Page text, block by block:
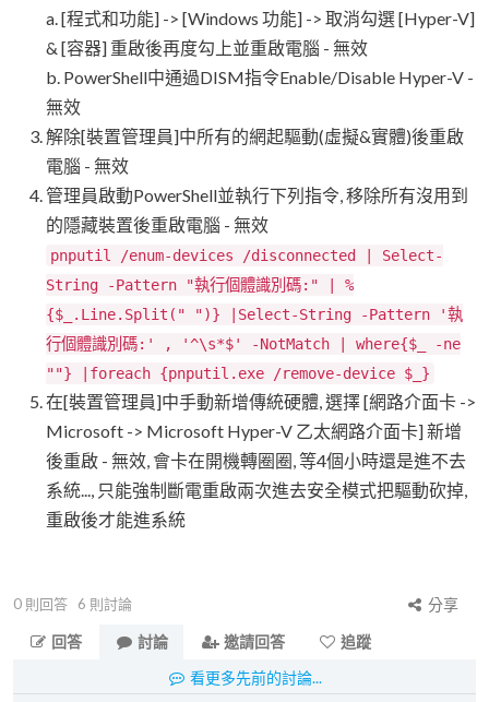
a. [程式和功能] -> [Windows 功能] -> 取消勾選 [Hyper-V]
& [容器] 重啟後再度勾上並重啟電腦 - 無效
b. PowerShell中通過DISM指令Enable/Disable Hyper-V -
無效
解除[裝置管理員]中所有的網起驅動(虛擬&實體)後重啟
電腦 - 無效
管理員啟動PowerShell並執行下列指令, 移除所有沒用到
的隱藏裝置後重啟電腦 - 無效
pnputil /enum-devices /disconnected | Select-
String -Pattern "執行個體識別碼:" | %
{$_.Line.Split(" ")} |Select-String -Pattern '執
行個體識別碼:' , '^\s*$' -NotMatch | where{$_ -ne
""} |foreach {pnputil.exe /remove-device $_}
在[裝置管理員]中手動新增傳統硬體, 選擇 [網路介面卡 ->
Microsoft -> Microsoft Hyper-V 乙太網路介面卡] 新增
後重啟 - 無效, 會卡在開機轉圈圈, 等4個小時還是進不去
系統..., 只能強制斷電重啟兩次進去安全模式把驅動砍掉,
重啟後才能進系統
0 則回答 6 則討論
分享
回答
討論 邀請回答
追蹤
看更多先前的討論...